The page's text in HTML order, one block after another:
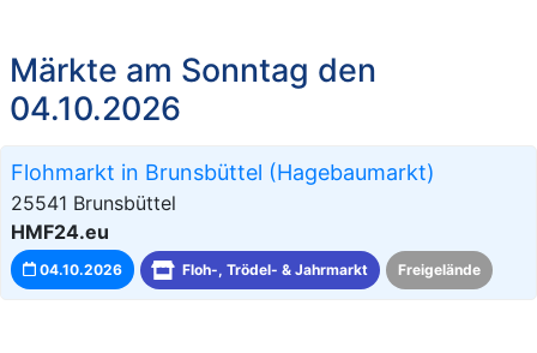
Märkte am Sonntag den
04.10.2026
Flohmarkt in Brunsbüttel (Hagebaumarkt)
25541 Brunsbüttel
HMF24.eu
04.10.2026 Floh-, Trödel- & Jahrmarkt Freigelände